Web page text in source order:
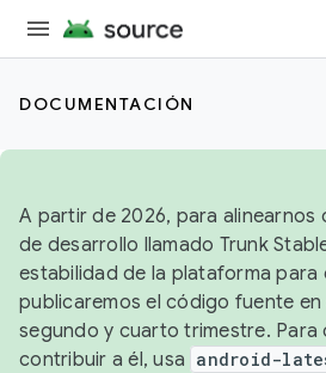
DOCUMENTACIÓN
A partir de 2026, para alinearnos
de desarrollo llamado Trunk
estabilidad de la plataforma para
publicaremos el código fuente en
segundo y cuarto trimestre. Para
contribuir a él, usa android-